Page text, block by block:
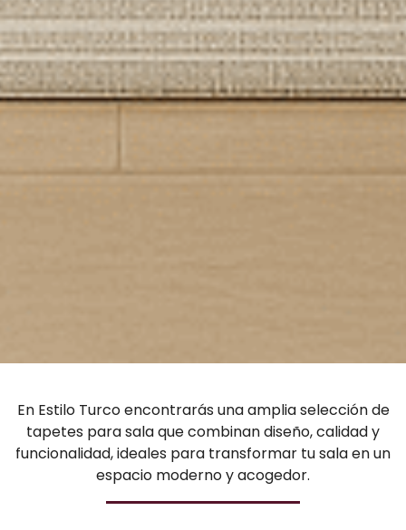
En Estilo Turco encontrarás una amplia selección de
tapetes para sala que combinan diseño, calidad y
funcionalidad, ideales para transformar tu sala en un
espacio moderno y acogedor.